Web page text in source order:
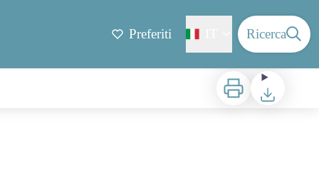
Preferiti Ricerca
Stampa Scaricare